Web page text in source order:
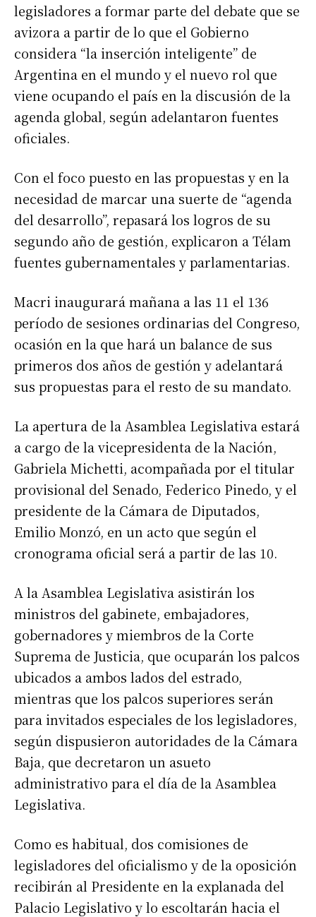
legisladores a formar parte del debate que se
avizora a partir de lo que el Gobierno
considera “la inserción inteligente” de
Argentina en el mundo y el nuevo rol que
viene ocupando el país en la discusión de la
agenda global, según adelantaron fuentes
oficiales.
Con el foco puesto en las propuestas y en la
necesidad de marcar una suerte de “agenda
del desarrollo”, repasará los logros de su
segundo año de gestión, explicaron a Télam
fuentes gubernamentales y parlamentarias.
Macri inaugurará mañana a las 11 el 136
período de sesiones ordinarias del Congreso,
ocasión en la que hará un balance de sus
primeros dos años de gestión y adelantará
sus propuestas para el resto de su mandato.
La apertura de la Asamblea Legislativa estará
a cargo de la vicepresidenta de la Nación,
Gabriela Michetti, acompañada por el titular
provisional del Senado, Federico Pinedo, y el
presidente de la Cámara de Diputados,
Emilio Monzó, en un acto que según el
cronograma oficial será a partir de las 10.
A la Asamblea Legislativa asistirán los
ministros del gabinete, embajadores,
gobernadores y miembros de la Corte
Suprema de Justicia, que ocuparán los palcos
ubicados a ambos lados del estrado,
mientras que los palcos superiores serán
para invitados especiales de los legisladores,
según dispusieron autoridades de la Cámara
Baja, que decretaron un asueto
administrativo para el día de la Asamblea
Legislativa.
Como es habitual, dos comisiones de
legisladores del oficialismo y de la oposición
recibirán al Presidente en la explanada del
Palacio Legislativo y lo escoltarán hacia el